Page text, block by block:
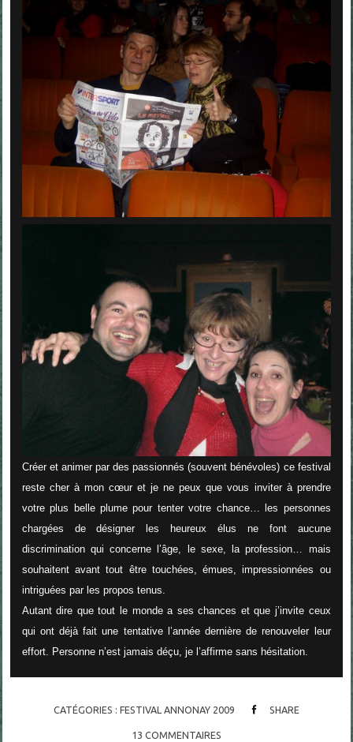
Créer et animer par des passionnés (souvent bénévoles) ce festival
reste cher à mon cœur et je ne peux que vous inviter à prendre
votre plus belle plume pour tenter votre chance… les personnes
chargées de désigner les heureux élus ne font aucune
discrimination qui concerne l’âge, le sexe, la profession… mais
souhaitent avant tout être touchées, émues, impressionnées ou
intriguées par les propos tenus.
Autant dire que tout le monde a ses chances et que j’invite ceux
qui ont déjà fait une tentative l’année dernière de renouveler leur
effort. Personne n’est jamais déçu, je l’affirme sans hésitation.
CATÉGORIES : FESTIVAL ANNONAY 2009 SHARE
13 COMMENTAIRES